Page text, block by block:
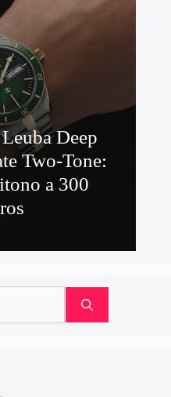
Deep
Two-Tone:
a 300